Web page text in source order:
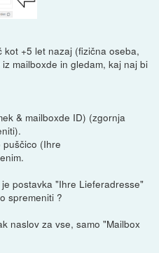
kot +5 let nazaj (fizična oseba,
mailboxde in gledam, kaj naj bi
& mailboxde ID) (zgornja
(Ihre
postavka "Ihre Lieferadresse"
spremeniti ?
naslov za vse, samo "Mailbox